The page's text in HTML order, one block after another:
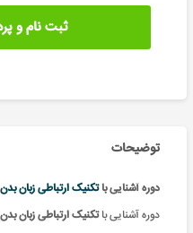
ثبت نام و
توضیحات
دوره آشنایی باتکنیک ارتباطی زبان بدن
دوره آشنایی باتکنیک ارتباطی زبان بدن